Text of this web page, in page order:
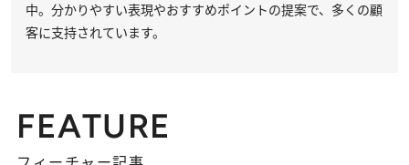
中。分かりやすい表現やおすすめポイントの提案で、多くの顧
客に支持されています。
FEATURE